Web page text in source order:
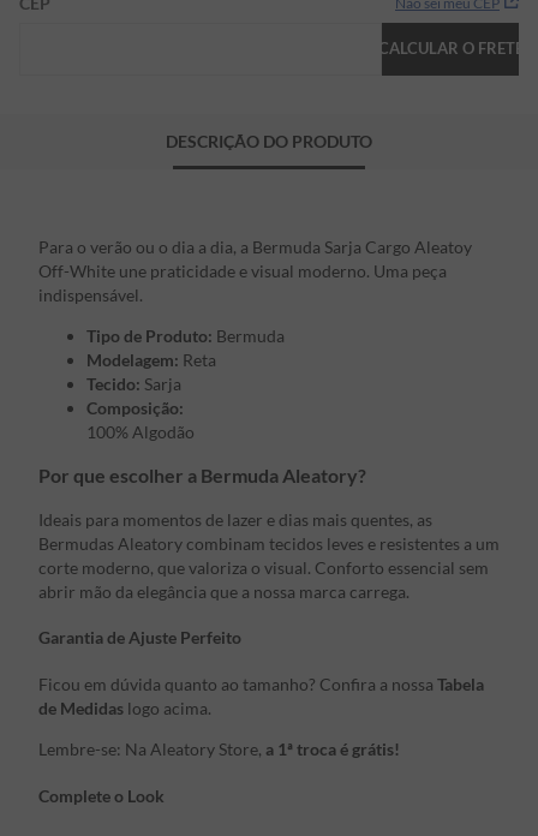
CALCULAR O FRETE
DESCRIÇÃO DO PRODUTO
Para o verão ou o dia a dia, a Bermuda Sarja Cargo Aleatoy
Off-White une praticidade e visual moderno. Uma peça
indispensável.
Tipo de Produto: Bermuda
Modelagem: Reta
Tecido: Sarja
Composição:
100% Algodão
Por que escolher a Bermuda Aleatory?
Ideais para momentos de lazer e dias mais quentes, as
Bermudas Aleatory combinam tecidos leves e resistentes a um
corte moderno, que valoriza o visual. Conforto essencial sem
abrir mão da elegância que a nossa marca carrega.
Garantia de Ajuste Perfeito
Ficou em dúvida quanto ao tamanho? Confira a nossa Tabela
de Medidas logo acima.
Lembre-se: Na Aleatory Store, a 1ª troca é grátis!
Complete o Look